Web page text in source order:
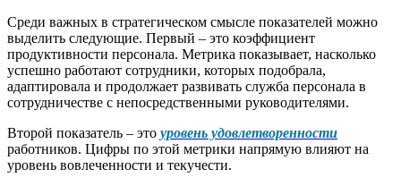
Среди важных в стратегическом смысле показателей можно
выделить следующие. Первый – это коэффициент
продуктивности персонала. Метрика показывает, насколько
успешно работают сотрудники, которых подобрала,
адаптировала и продолжает развивать служба персонала в
сотрудничестве с непосредственными руководителями.
Второй показатель – это уровень удовлетворенности
работников. Цифры по этой метрики напрямую влияют на
уровень вовлеченности и текучести.